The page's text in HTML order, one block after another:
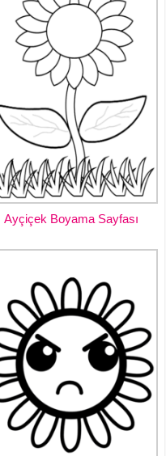
Ayçiçek Boyama Sayfası